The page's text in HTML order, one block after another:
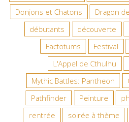
Donjons et Chatons
Dragon
débutants
découverte
Factotums
Festival
L'Appel de Cthulhu
Mythic Battles: Pantheon
Pathfinder
Peinture
rentrée
soirée à thème